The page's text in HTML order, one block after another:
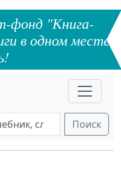
фонд "Книга-
в одном месте
Поиск